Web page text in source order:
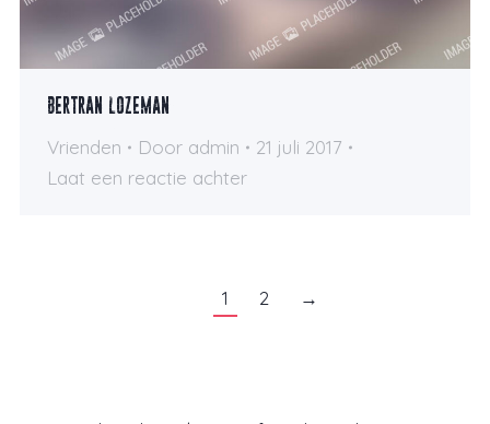
Bertran Lozeman
Vrienden Door admin
21 juli 2017
Laat een reactie achter
1 2 →